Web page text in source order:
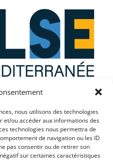
nous utilisons des technologies
et/ou accéder aux informations des
technologies nous permettra de
de navigation ou les ID
pas consentir ou de retirer son
sur certaines caractéristiques
vous ?